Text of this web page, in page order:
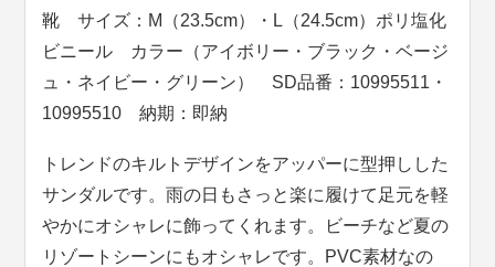
靴 サイズ：M（23.5cm）・L（24.5cm）ポリ塩化
ビニール カラー（アイボリー・ブラック・ベージ
ュ・ネイビー・グリーン） SD品番：10995511・
10995510 納期：即納
トレンドのキルトデザインをアッパーに型押しした
サンダルです。雨の日もさっと楽に履けて足元を軽
やかにオシャレに飾ってくれます。ビーチなど夏の
リゾートシーンにもオシャレです。PVC素材なの